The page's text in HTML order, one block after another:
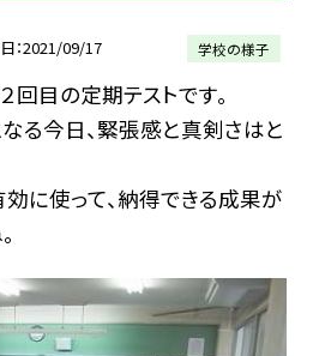
2021/09/17 学校の様子
回目の定期テストです。
る今日、緊張感と真剣さはと
に使って、納得できる成果が